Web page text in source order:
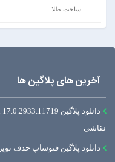
ساخت طلا
آخرین های پلاگین ها
نقاشی
دانلود پلاگین فتوشاپ حذف نویز Topaz DeNoise 5.1.0 DC 04.12.2014